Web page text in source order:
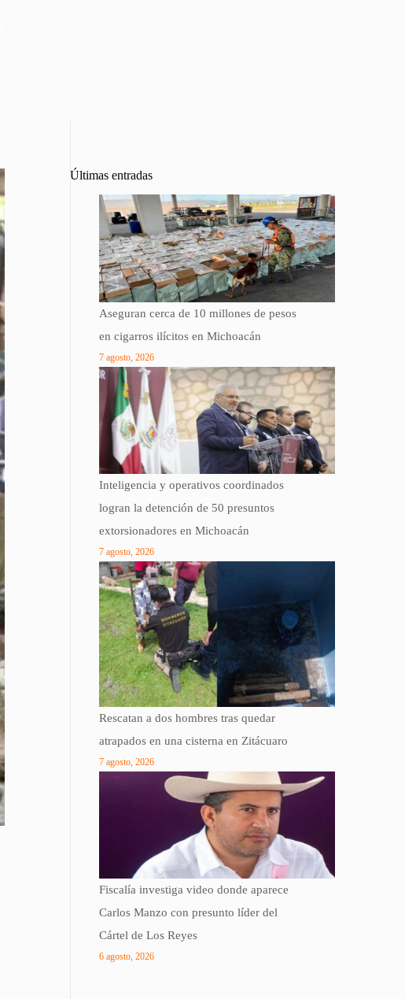
Últimas entradas
Aseguran cerca de 10 millones de pesos
en cigarros ilícitos en Michoacán
7 agosto, 2026
Inteligencia y operativos coordinados
logran la detención de 50 presuntos
extorsionadores en Michoacán
7 agosto, 2026
Rescatan a dos hombres tras quedar
atrapados en una cisterna en Zitácuaro
7 agosto, 2026
Fiscalía investiga video donde aparece
Carlos Manzo con presunto líder del
Cártel de Los Reyes
6 agosto, 2026